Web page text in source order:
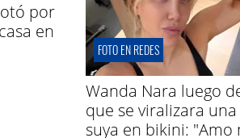
por
en
FOTO EN REDES
Wanda Nara luego
que se viralizara
suya en bikini: "Amo